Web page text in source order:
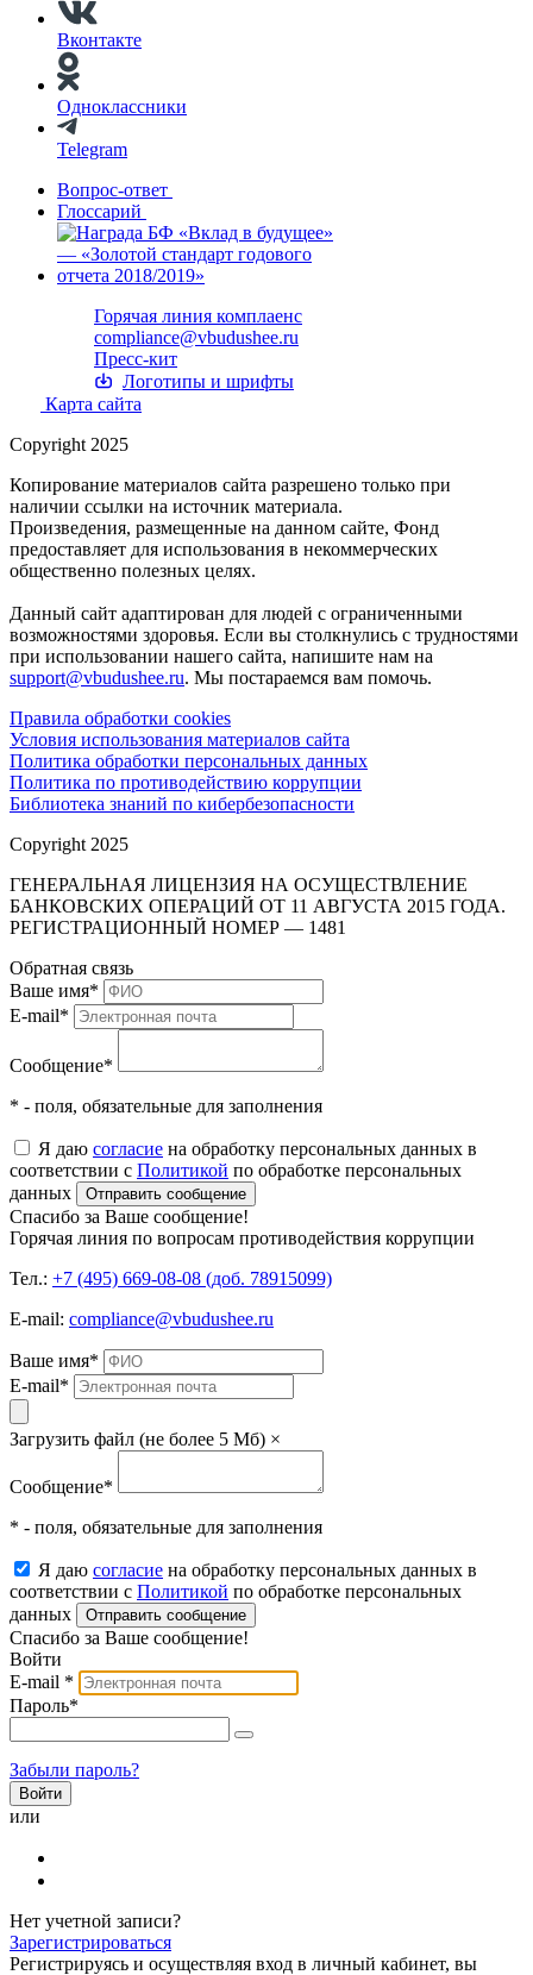
Вконтакте
Одноклассники
Telegram
Вопрос-ответ
Глоссарий
Горячая линия комплаенс
compliance@vbudushee.ru
Пресс-кит
Логотипы и шрифты
Карта сайта
Copyright 2025
Копирование материалов сайта разрешено только при
наличии ссылки на источник материала.
Произведения, размещенные на данном сайте, Фонд
предоставляет для использования в некоммерческих
общественно полезных целях.
Данный сайт адаптирован для людей с ограниченными
возможностями здоровья. Если вы столкнулись с трудностями
при использовании нашего сайта, напишите нам на
support@vbudushee.ru. Мы постараемся вам помочь.
Правила обработки cookies
Условия использования материалов сайта
Политика обработки персональных данных
Политика по противодействию коррупции
Библиотека знаний по кибербезопасности
Copyright 2025
ГЕНЕРАЛЬНАЯ ЛИЦЕНЗИЯ НА ОСУЩЕСТВЛЕНИЕ
БАНКОВСКИХ ОПЕРАЦИЙ ОТ 11 АВГУСТА 2015 ГОДА.
РЕГИСТРАЦИОННЫЙ НОМЕР — 1481
Обратная связь
Ваше имя*
E-mail*
Сообщение*
* - поля, обязательные для заполнения
Я даю согласие на обработку персональных данных в
соответствии с Политикой по обработке персональных
данных
Отправить сообщение
Спасибо за Ваше сообщение!
Горячая линия по вопросам противодействия коррупции
Тел.: +7 (495) 669-08-08 (доб. 78915099)
E-mail: compliance@vbudushee.ru
Ваше имя*
E-mail*
Загрузить файл (не более 5 Мб) ×
Сообщение*
* - поля, обязательные для заполнения
Я даю согласие на обработку персональных данных в
соответствии с Политикой по обработке персональных
данных
Отправить сообщение
Спасибо за Ваше сообщение!
Войти
E-mail *
Пароль*
Забыли пароль?
или
Нет учетной записи?
Зарегистрироваться
Регистрируясь и осуществляя вход в личный кабинет, вы